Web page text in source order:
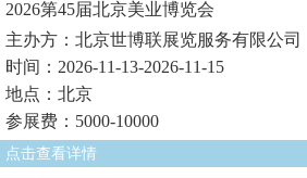
2026第45届北京美业博览会
主办方：北京世博联展览服务有限公司
时间：2026-11-13-2026-11-15
地点：北京
参展费：5000-10000
点击查看详情